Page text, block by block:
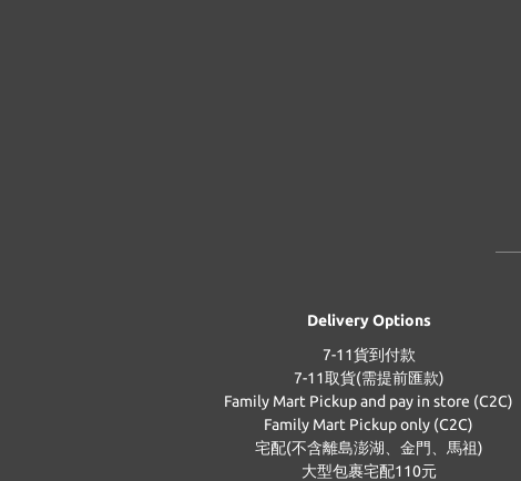
Delivery Options
7-11貨到付款
7-11取貨(需提前匯款)
Family Mart Pickup and pay in store (C2C)
Family Mart Pickup only (C2C)
宅配(不含離島澎湖、金門、馬祖)
大型包裹宅配110元